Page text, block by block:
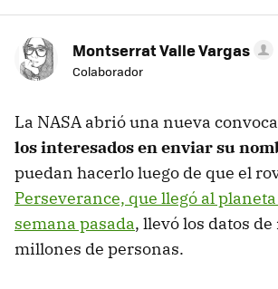
Montserrat Valle Vargas
Colaborador
La NASA abrió una nueva
los interesados en enviar su
puedan hacerlo luego de que el
Perseverance, que llegó al
semana pasada, llevó los datos de
millones de personas.